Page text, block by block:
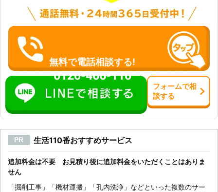
無料で電話相談する!
0120-466-110
フォームで相
談する
PR 生活110番おすすめサービス
追加料金は不要 お見積り後に追加料金をいただくことはありま
せん
「掘削工事」「機材運搬」「孔内洗浄」などといった複数のサー